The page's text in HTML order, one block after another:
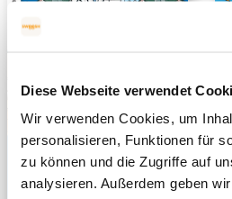
Diese Webseite verwendet
Wir verwenden Cookies, um
personalisieren, Funktionen für
zu können und die Zugriffe auf
analysieren. Außerdem geben